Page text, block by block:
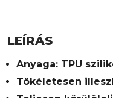
LEÍRÁS
Anyaga: TPU
Tökéletesen